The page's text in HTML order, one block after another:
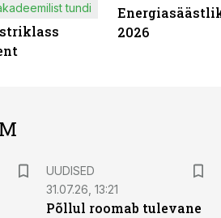
tundi
2026
UUDISED
31.07.26, 13:21
Põllul roomab tulevane